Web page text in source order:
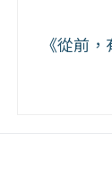
《從前